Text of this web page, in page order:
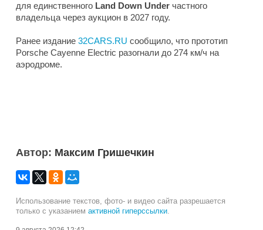
для единственного Land Down Under частного
владельца через аукцион в 2027 году.
Ранее издание 32CARS.RU сообщило, что прототип
Porsche Cayenne Electric разогнали до 274 км/ч на
аэродроме.
Автор: Максим Гришечкин
Использование текстов, фото- и видео сайта разрешается
только с указанием активной гиперссылки.